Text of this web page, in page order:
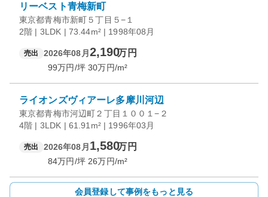
リーベスト青梅新町
東京都青梅市新町５丁目５−１
2階 | 3LDK | 73.44m² | 1998年08月
売出 2026年08月 2,190万円
99万円/坪 30万円/m²
ライオンズヴィアーレ多摩川河辺
東京都青梅市河辺町２丁目１００１−２
4階 | 3LDK | 61.91m² | 1996年03月
売出 2026年08月 1,580万円
84万円/坪 26万円/m²
会員登録して事例をもっと見る